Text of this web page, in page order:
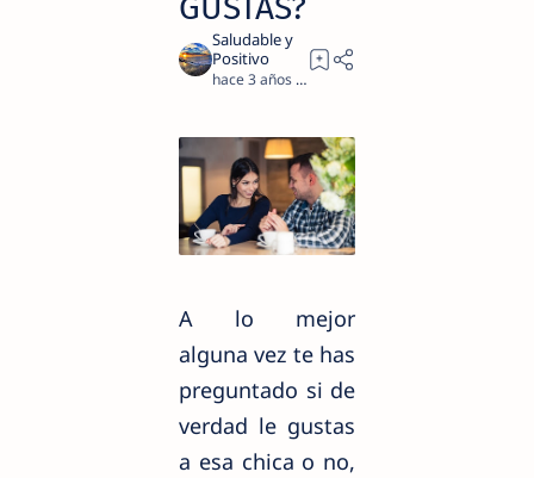
hace 3 años 3
A lo mejor
alguna vez te has
preguntado si de
verdad le gustas
a esa chica o no,